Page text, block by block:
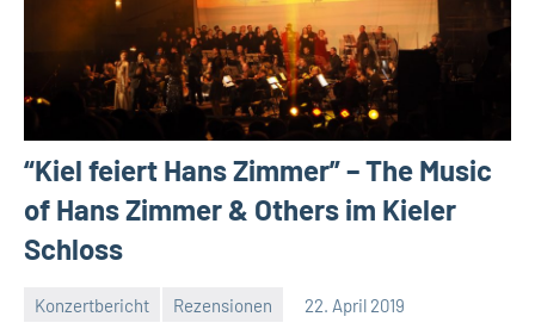
“Kiel feiert Hans Zimmer” – The Music
of Hans Zimmer & Others im Kieler
Schloss
Konzertbericht Rezensionen 22. April 2019